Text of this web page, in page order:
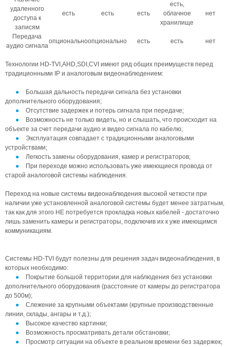
удаленного
доступа к
записям
есть есть есть
есть,
облачное
хранилище
нет
Передача
аудио сигнала
опциональноопционально есть есть нет
Технологии HD-TVI,AHD,SDI,CVI имеют ряд общих преимуществ перед
традиционными IP и аналоговым видеонаблюдением:
Большая дальность передачи сигнала без установки
дополнительного оборудования;
Отсутствие задержек и потерь сигнала при передаче;
Возможность не только видеть, но и слышать, что происходит на
объекте за счет передачи аудио и видео сигнала по кабелю;
Эксплуатация совпадает с традиционными аналоговыми
устройствами;
Легкость замены оборудования, камер и регистраторов;
При переходе можно использовать уже имеющиеся провода от
старой аналоговой системы наблюдения.
Переход на новые системы видеонаблюдения высокой четкости при
наличии уже установленной аналоговой системы будет менее затратным,
так как для этого НЕ потребуется прокладка новых кабелей - достаточно
лишь заменить камеры и регистраторы, подключив их к уже имеющимся
коммуникациям.
Системы HD-TVI будут полезны для решения задач видеонаблюдения, в
которых необходимо:
Покрытие большой территории для наблюдения без установки
дополнительного оборудования (расстояние от камеры до регистратора
до 500м);
Слежение за крупными объектами (крупные производственные
линии, склады, ангары и т.д.);
Высокое качество картинки;
Возможность просматривать детали обстановки;
Просмотр ситуации на объекте в реальном времени без задержек;